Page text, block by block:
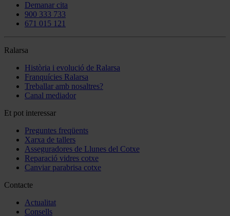
Demanar cita
900 333 733
671 015 121
Ralarsa
Història i evolució de Ralarsa
Franquícies Ralarsa
Treballar amb nosaltres?
Canal mediador
Et pot interessar
Preguntes freqüents
Xarxa de tallers
Asseguradores de Llunes del Cotxe
Reparació vidres cotxe
Canviar parabrisa cotxe
Contacte
Actualitat
Consells